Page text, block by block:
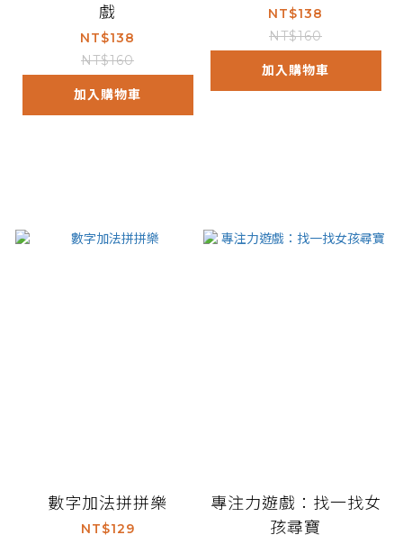
戲
NT$138
NT$160
加入購物車
NT$138
NT$160
加入購物車
數字加法拼拼樂
NT$129
專注力遊戲：找一找女
孩尋寶